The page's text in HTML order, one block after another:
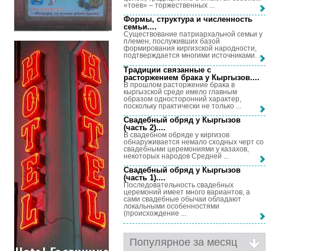
«тоев» – торжественных ...
Формы, структура и численность
семьи....
Существование патриархальной семьи у
племен, послуживших базой
формирования киргизской народности,
подтверждается многими источниками. ...
Традиции связанные с
расторжением брака у Кыргызов....
В прошлом расторжение брака в
кыргызской среде имело главным
образом односторонний характер,
поскольку практически не только ...
Свадебный обряд у Кыргызов
(часть 2)....
В свадебном обряде у киргизов
обнаруживается немало сходных черт со
свадебными церемониями у казахов,
некоторых народов Средней ...
Свадебный обряд у Кыргызов
(часть 1)....
Последовательность свадебных
церемоний имеет много вариантов, а
сами свадебные обычаи обладают
локальными особенностями
(происхождение ...
Популярное за месяц